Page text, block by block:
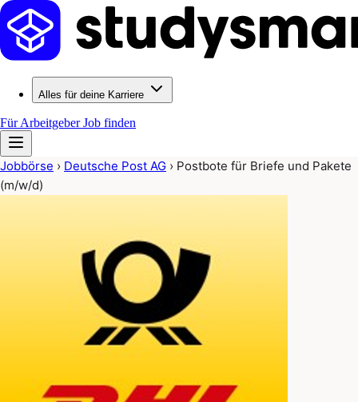
Alles für deine Karriere
Für ArbeitgeberJob finden
Jobbörse › Deutsche Post AG › Postbote für Briefe und Pakete
(m/w/d)